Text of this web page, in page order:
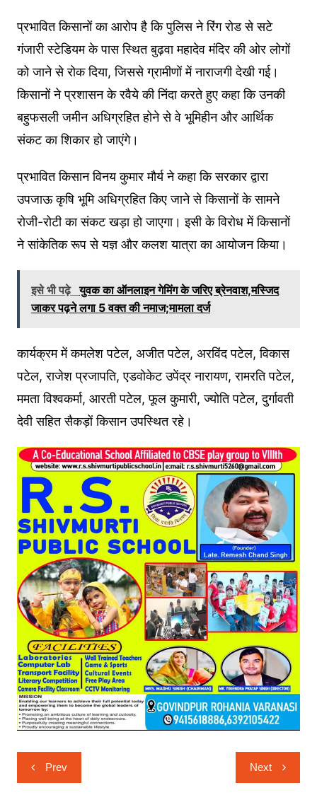
प्रभावित किसानों का आरोप है कि पुलिस ने रिंग रोड से सटे
गंजारी स्टेडियम के पास स्थित बुढ़वा महादेव मंदिर की ओर लोगों
को जाने से रोक दिया, जिससे ग्रामीणों में नाराजगी देखी गई।
किसानों ने प्रशासन के रवैये की निंदा करते हुए कहा कि उनकी
बहुफसली जमीन अधिग्रहित होने से वे भूमिहीन और आर्थिक
संकट का शिकार हो जाएंगे।
प्रभावित किसान विनय कुमार मौर्य ने कहा कि सरकार द्वारा
उपजाऊ कृषि भूमि अधिग्रहित किए जाने से किसानों के सामने
रोजी-रोटी का संकट खड़ा हो जाएगा। इसी के विरोध में किसानों
ने सांकेतिक रूप से यज्ञ और कलश यात्रा का आयोजन किया।
इसे भी पढ़े युवक का ऑनलाइन गेमिंग के जरिए ब्रेनवाश,मस्जिद
जाकर पढ़ने लगा 5 वक्त की नमाज;मामला दर्ज
कार्यक्रम में कमलेश पटेल, अजीत पटेल, अरविंद पटेल, विकास
पटेल, राजेश प्रजापति, एडवोकेट उपेंद्र नारायण, रामरति पटेल,
ममता विश्वकर्मा, आरती पटेल, फूल कुमारी, ज्योति पटेल, दुर्गावती
देवी सहित सैकड़ों किसान उपस्थित रहे।
Post
navigation
Prev Next